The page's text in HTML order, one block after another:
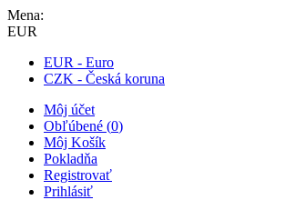
Mena:
EUR
EUR - Euro
CZK - Česká koruna
Môj účet
Obľúbené (0)
Môj Košík
Pokladňa
Registrovať
Prihlásiť